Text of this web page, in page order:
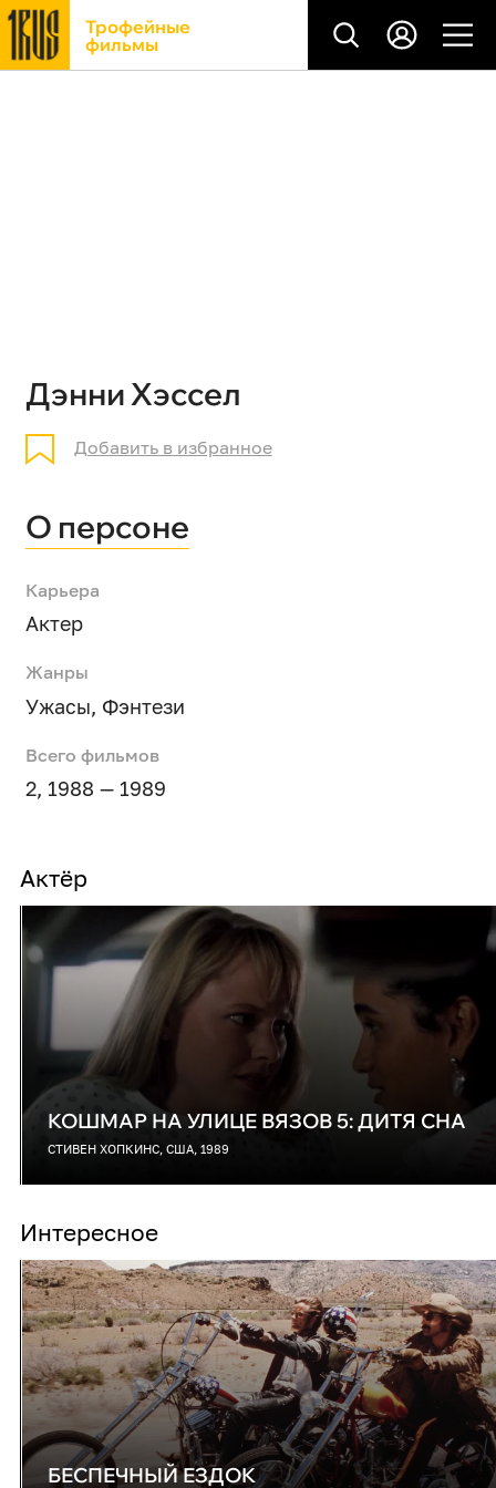
Трофейные
фильмы
Дэнни Хэссел
Добавить в избранное
О персоне
Карьера
Актер
Жанры
Ужасы, Фэнтези
Всего фильмов
2, 1988 — 1989
Актёр
КОШМАР НА УЛИЦЕ ВЯЗОВ 5: ДИТЯ СНА
СТИВЕН ХОПКИНС, США, 1989
Интересное
БЕСПЕЧНЫЙ ЕЗДОК